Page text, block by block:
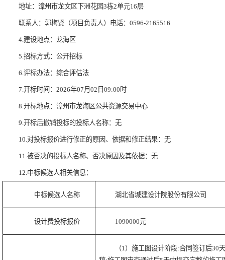
地址：漳州市龙文区下洲花园3栋2单元16层
联系人：郭梅贤（项目负责人）电话：0596-2165516
4.建设地点：龙海区
5.招标方式：公开招标
6.评标办法：综合评估法
7.开标时间：2026年07月02日09:00时
8.开标地点：漳州市龙海区公共资源交易中心
9.开标后撤销投标的投标人名称：无
10.对投标报价进行修正的原因、依据和修正结果：无
11.被否决的投标人名称、否决原因及其依据：无
12.中标候选人相关信息：
中标候选人名称 湖北省城建设计院股份有限公司
设计费投标报价 1090000元
（1）施工图设计阶段:合同签订后30